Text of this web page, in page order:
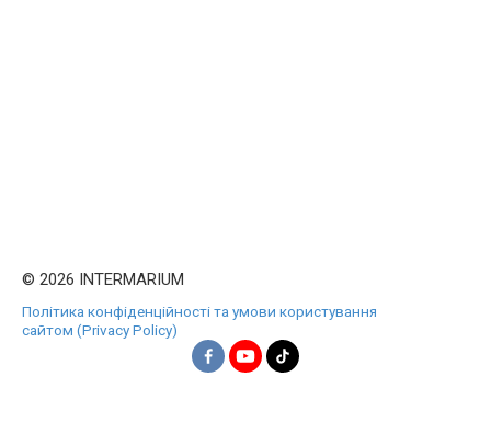
© 2026 INTERMARIUM
Політика конфіденційності та умови користування
сайтом (Privacy Policy)